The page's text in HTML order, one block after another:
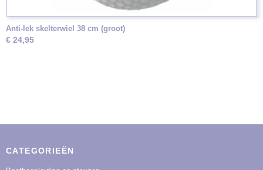
Anti-lek skelterwiel 38 cm (groot)
€ 24,95
CATEGORIEËN